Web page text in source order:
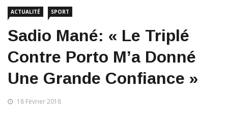
ACTUALITÉ SPORT
​Sadio Mané: « Le Triplé
Contre Porto M’a Donné
Une Grande Confiance »
18 Février 2018